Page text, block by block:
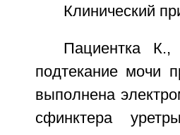
Клинический
Пациентка
подтекание мочи
выполнена
сфинктера